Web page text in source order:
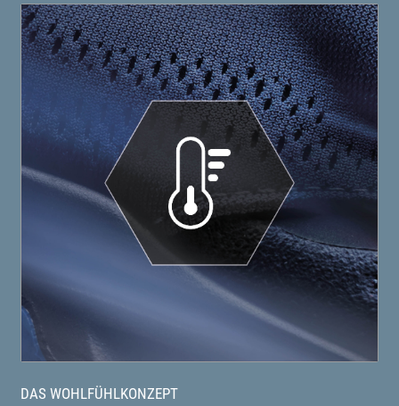
DAS WOHLFÜHLKONZEPT